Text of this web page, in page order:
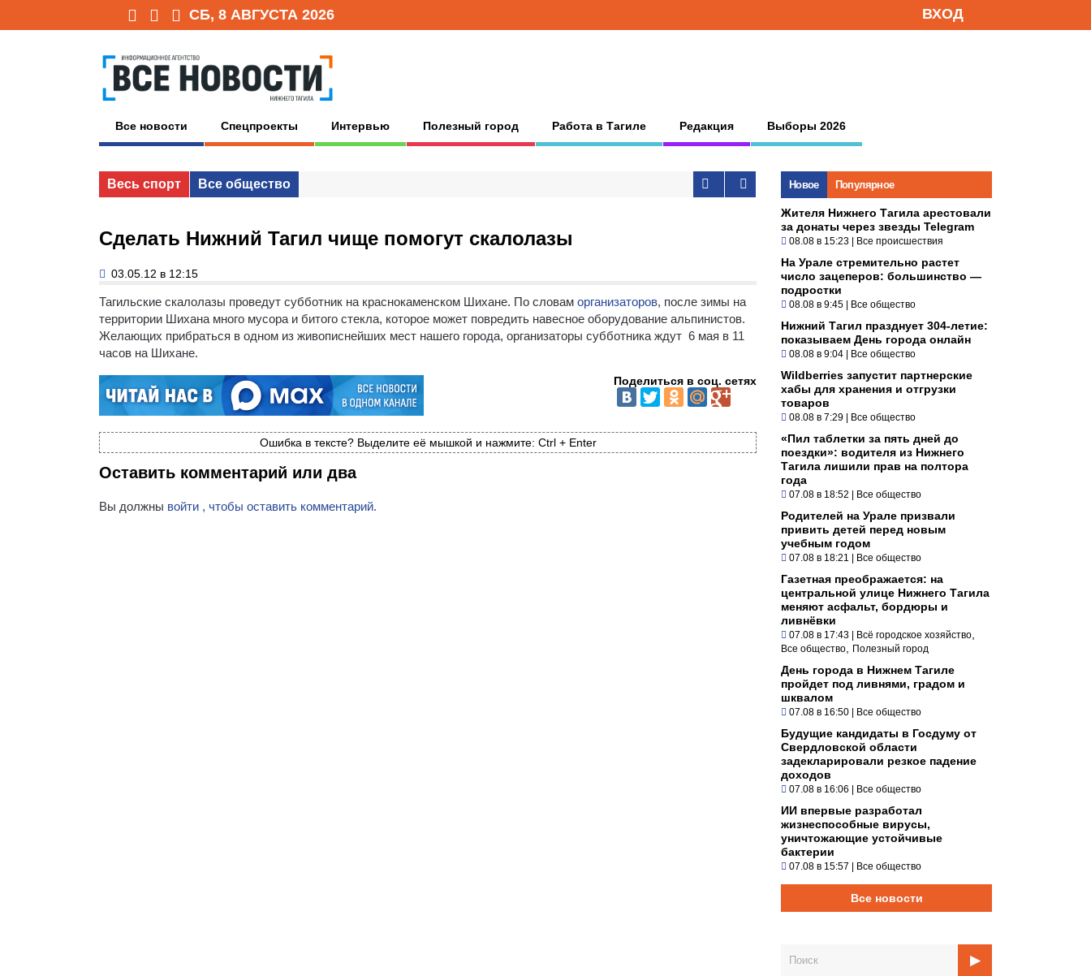
СБ, 8 АВГУСТА 2026 ВХОД
Все новости Спецпроекты Интервью Полезный город Работа в Тагиле Редакция Выборы 2026
Весь спорт Все общество
Сделать Нижний Тагил чище помогут скалолазы
03.05.12 в 12:15
Тагильские скалолазы проведут субботник на краснокаменском Шихане. По словам организаторов, после зимы на
территории Шихана много мусора и битого стекла, которое может повредить навесное оборудование альпинистов.
Желающих прибраться в одном из живописнейших мест нашего города, организаторы субботника ждут 6 мая в 11
часов на Шихане.
Поделиться в соц. сетях
Ошибка в тексте? Выделите её мышкой и нажмите: Ctrl + Enter
Оставить комментарий или два
Вы должны войти , чтобы оставить комментарий.
Новое Популярное
Жителя Нижнего Тагила арестовали
за донаты через звезды Telegram
08.08 в 15:23 | Все происшествия
На Урале стремительно растет
число зацеперов: большинство —
подростки
08.08 в 9:45 | Все общество
Нижний Тагил празднует 304-летие:
показываем День города онлайн
08.08 в 9:04 | Все общество
Wildberries запустит партнерские
хабы для хранения и отгрузки
товаров
08.08 в 7:29 | Все общество
«Пил таблетки за пять дней до
поездки»: водителя из Нижнего
Тагила лишили прав на полтора
года
07.08 в 18:52 | Все общество
Родителей на Урале призвали
привить детей перед новым
учебным годом
07.08 в 18:21 | Все общество
Газетная преображается: на
центральной улице Нижнего Тагила
меняют асфальт, бордюры и
ливнёвки
07.08 в 17:43 | Всё городское хозяйство
Все общество Полезный город
День города в Нижнем Тагиле
пройдет под ливнями, градом и
шквалом
07.08 в 16:50 | Все общество
Будущие кандидаты в Госдуму от
Свердловской области
задекларировали резкое падение
доходов
07.08 в 16:06 | Все общество
ИИ впервые разработал
жизнеспособные вирусы,
уничтожающие устойчивые
бактерии
07.08 в 15:57 | Все общество
Все новости